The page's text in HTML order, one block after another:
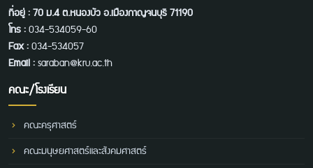
ที่อยู่ : 70 ม.4 ต.หนองบัว อ.เมืองกาญจนบุรี 71190
โทร :034-534059-60
Fax :034-534057
Email :saraban@kru.ac.th
คณะ/โรงเรียน
คณะครุศาสตร์
คณะมนุษยศาสตร์และสังคมศาสตร์